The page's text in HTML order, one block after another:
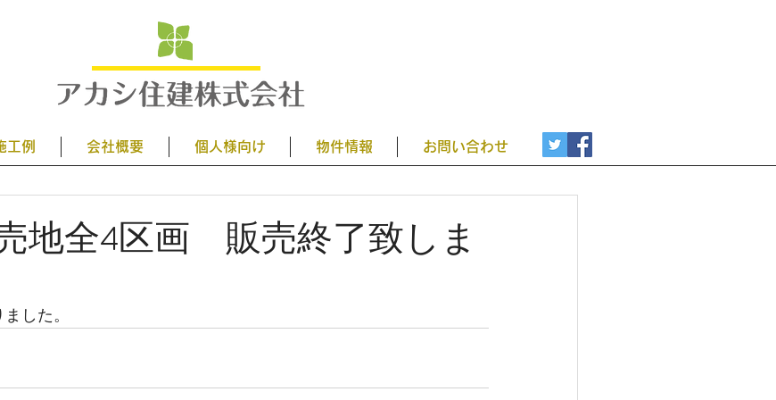
工例 会社概要 個人様向け 物件情報 お問い合わせ
地全4区画 販売終了致しま
した。